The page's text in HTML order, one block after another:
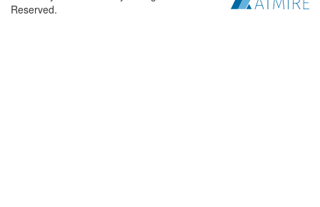
Reserved.